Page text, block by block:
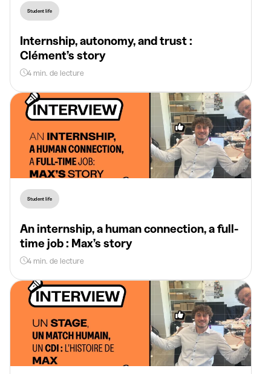
Student life
Internship, autonomy, and trust :
Clément’s story
4 min. de lecture
Student life
An internship, a human connection, a full-
time job : Max’s story
4 min. de lecture